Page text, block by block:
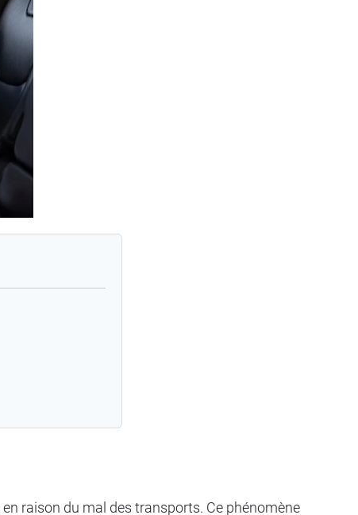
en raison du mal des transports. Ce phénomène